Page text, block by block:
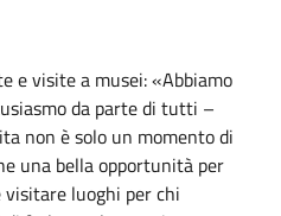
e visite a musei: «Abbiamo
da parte di tutti –
non è solo un momento di
una bella opportunità per
visitare luoghi per chi